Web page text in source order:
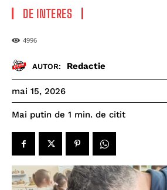
DE INTERES
4996
AUTOR: Redactie
mai 15, 2026
Mai putin de 1 min. de citit